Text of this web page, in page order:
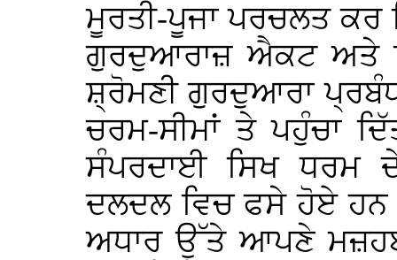
ਮੂਰਤੀ-ਪੂਜਾ ਪਰਚਲਤ ਕਰ
ਗੁਰਦੁਆਰਾਜ਼ ਐਕਟ ਅਤੇ
ਸ਼੍ਰੋਮਣੀ ਗੁਰਦੁਆਰਾ
ਚਰਮ-ਸੀਮਾਂ ਤੇ ਪਹੁੰਚਾ
ਸੰਪਰਦਾਈ ਸਿਖ ਧਰਮ
ਦਲਦਲ ਵਿਚ ਫਸੇ ਹੋਏ
ਅਧਾਰ ਉੱਤੇ ਆਪਣੇ ਮਜ਼ਹਬ